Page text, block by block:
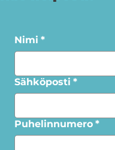
Nimi *
Sähköposti *
Puhelinnumero *